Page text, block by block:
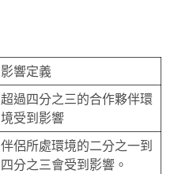
影響定義
超過四分之三的合作夥伴環
境受到影響
伴侶所處環境的二分之一到
四分之三會受到影響。